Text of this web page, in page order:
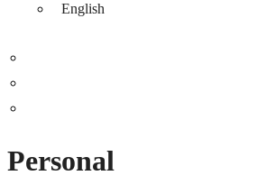
English
Personal